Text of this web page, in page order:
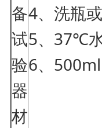
备
试
验
器
材
4、洗瓶
5、37℃
6、